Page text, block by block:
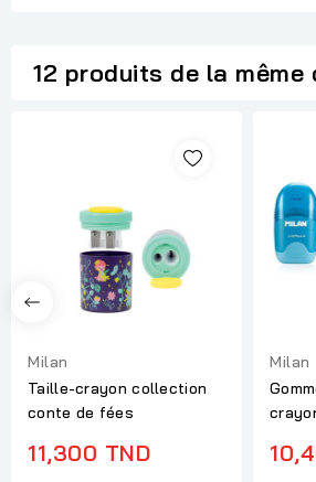
12 produits de la même
Milan
Taille-crayon collection
conte de fées
11,300 TND
Milan